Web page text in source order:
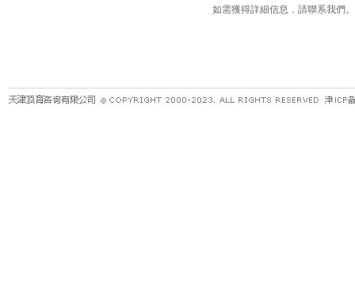
如需獲得詳細信息，請聯系我們。